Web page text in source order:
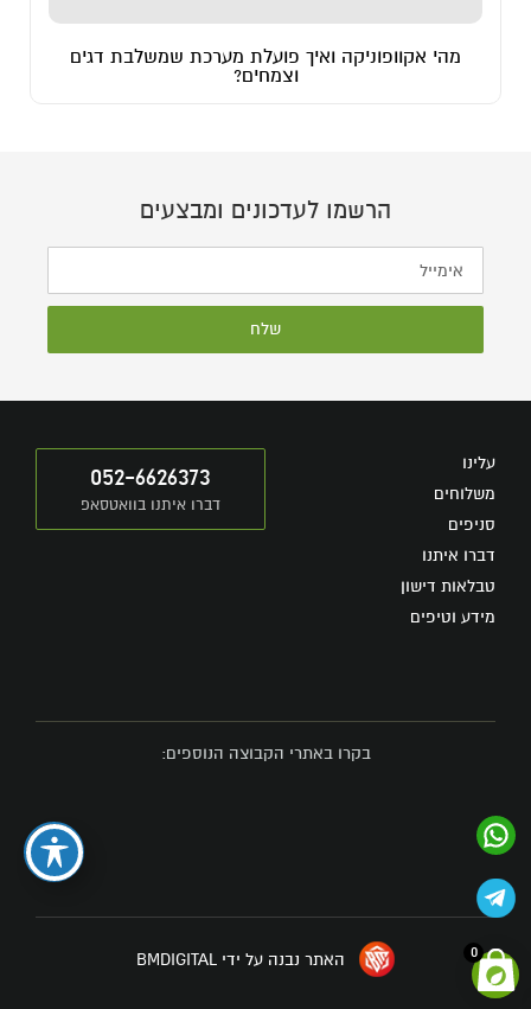
מהי אקוופוניקה ואיך פועלת מערכת שמשלבת דגים
וצמחים?
הרשמו לעדכונים ומבצעים
שלח
עלינו
משלוחים
סניפים
דברו איתנו
טבלאות דישון
מידע וטיפים
052-6626373
דברו איתנו בוואטסאפ
בקרו באתרי הקבוצה הנוספים:
האתר נבנה על ידי BMDIGITAL 0